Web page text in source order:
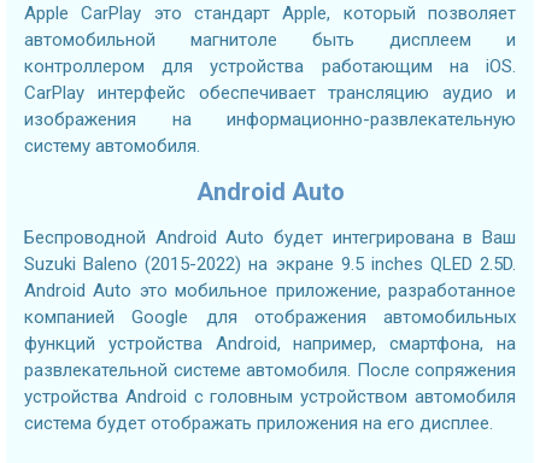
Apple CarPlay это стандарт Apple, который позволяет
автомобильной магнитоле быть дисплеем и
контроллером для устройства работающим на iOS.
CarPlay интерфейс обеспечивает трансляцию аудио и
изображения на информационно-развлекательную
систему автомобиля.
Android Auto
Беспроводной Android Auto будет интегрирована в Ваш
Suzuki Baleno (2015-2022) на экране 9.5 inches QLED 2.5D.
Android Auto это мобильное приложение, разработанное
компанией Google для отображения автомобильных
функций устройства Android, например, смартфона, на
развлекательной системе автомобиля. После сопряжения
устройства Android с головным устройством автомобиля
система будет отображать приложения на его дисплее.